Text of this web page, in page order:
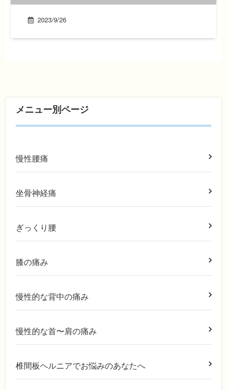
2023/9/26
メニュー別ページ
慢性腰痛
坐骨神経痛
ぎっくり腰
膝の痛み
慢性的な背中の痛み
慢性的な首〜肩の痛み
椎間板ヘルニアでお悩みのあなたへ